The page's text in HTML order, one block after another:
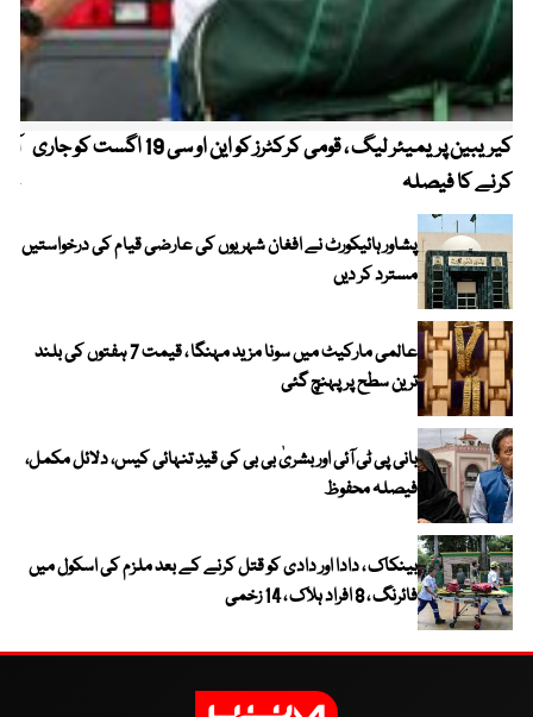
کیریبین پریمیئر لیگ ، قومی کرکٹرز کو این او سی 19 اگست کو جاری
کرنے کا فیصلہ
پشاور ہائیکورٹ نے افغان شہریوں کی عارضی قیام کی درخواستیں
مسترد کر دیں
عالمی مارکیٹ میں سونا مزید مہنگا ، قیمت 7 ہفتوں کی بلند
ترین سطح پر پہنچ گئی
بانی پی ٹی آئی اور بشریٰ بی بی کی قیدِ تنہائی کیس، دلائل مکمل،
فیصلہ محفوظ
بینکاک ، دادا اور دادی کو قتل کرنے کے بعد ملزم کی اسکول میں
فائرنگ ، 8 افراد ہلاک ، 14 زخمی